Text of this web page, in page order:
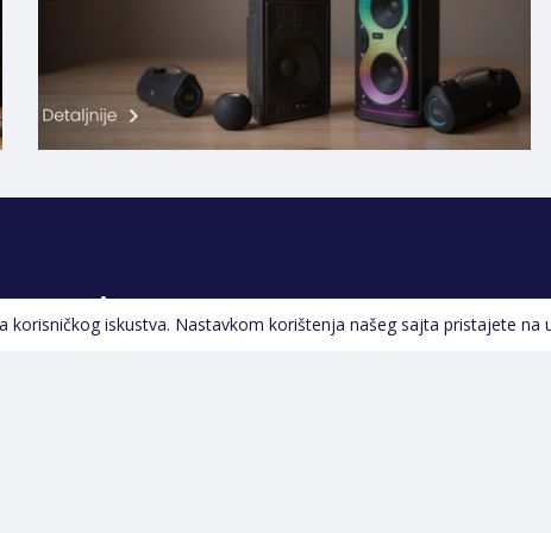
Pratite nas
iskustva. Nastavkom korištenja našeg sajta pristajete na